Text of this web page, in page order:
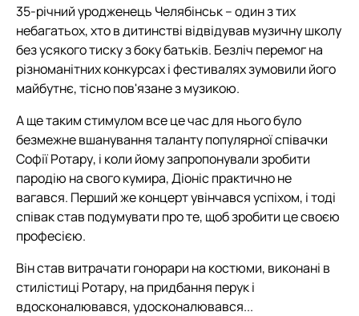
35-річний уродженець Челябінськ – один з тих
небагатьох, хто в дитинстві відвідував музичну школу
без усякого тиску з боку батьків. Безліч перемог на
різноманітних конкурсах і фестивалях зумовили його
майбутнє, тісно пов'язане з музикою.
А ще таким стимулом все це час для нього було
безмежне вшанування таланту популярної співачки
Софії Ротару, і коли йому запропонували зробити
пародію на свого кумира, Діоніс практично не
вагався. Перший же концерт увінчався успіхом, і тоді
співак став подумувати про те, щоб зробити це своєю
професією.
Він став витрачати гонорари на костюми, виконані в
стилістиці Ротару, на придбання перук і
вдосконалювався, удосконалювався...